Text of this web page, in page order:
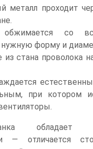
металл проходит
обжимается со
нужную форму и
стана проволока
при котором
обладает
— отличается